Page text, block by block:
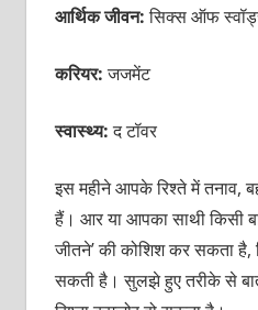
आर्थिक जीवन:सिक्स ऑफ
करियर:जजमेंट
स्वास्थ्य:द टॉवर
इस महीने आपके रिश्ते में तनाव,
हैं। आर या आपका साथी किसी
जीतने’ की कोशिश कर सकता
सकती है। सुलझे हुए तरीके से